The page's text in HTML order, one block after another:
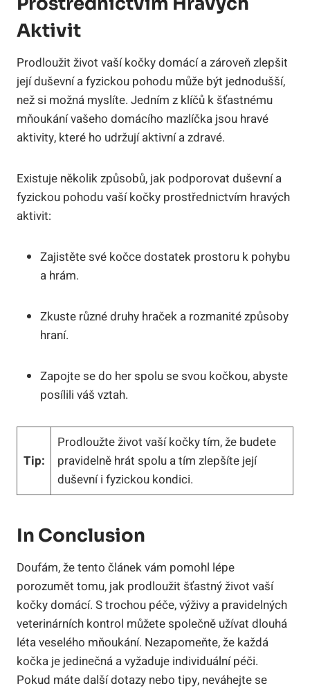
Aktivit
Prodloužit život vaší kočky domácí a zároveň zlepšit
její duševní a fyzickou pohodu může být jednodušší,
než si možná myslíte. Jedním z klíčů k šťastnému
mňoukání vašeho domácího mazlíčka jsou hravé
aktivity, které ho udržují aktivní a zdravé.
Existuje několik způsobů, jak podporovat duševní a
fyzickou pohodu vaší kočky prostřednictvím hravých
aktivit:
Zajistěte své kočce dostatek prostoru k pohybu
a hrám.
Zkuste různé druhy hraček a rozmanité způsoby
hraní.
Zapojte se do her spolu se svou kočkou, abyste
posílili váš vztah.
Tip:
Prodloužte život vaší kočky tím, že budete
pravidelně hrát spolu a tím zlepšíte její
duševní i fyzickou kondici.
In Conclusion
Doufám, že tento článek vám pomohl lépe
porozumět tomu, jak prodloužit šťastný život vaší
kočky domácí. S trochou péče, výživy a pravidelných
veterinárních kontrol můžete společně užívat dlouhá
léta veselého mňoukání. Nezapomeňte, že každá
kočka je jedinečná a vyžaduje individuální péči.
Pokud máte další dotazy nebo tipy, neváhejte se